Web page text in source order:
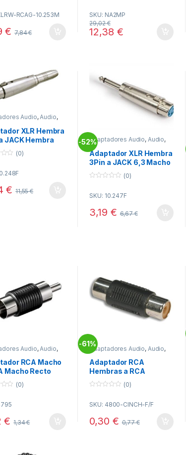
RCAG-10.253M
€ 7,84€
u
t
o
SKU: NA2MP
12,38 €
29,02€
Audio,Audio,
XLR Hembra
JACK Hembra
(0)
€ 11,55€
-52%Adaptadores Audio, Audio,
Conectividad
Adaptador XLR Hembra
3Pin a JACK 6,3 Macho
Mono
u
o
f
(0)
SKU: 10.247F
3,19 € 6,67€
Audio, Audio,
RCA Macho
Macho Recto
(0)
€ 1,34€
-61%
Adaptadores Audio, Audio,
Conectividad
Adaptador RCA
Hembras a RCA
Hembra Recto mono
u
o
f
(0)
SKU: 4800-CINCH-F/F
0,30 € 0,77€